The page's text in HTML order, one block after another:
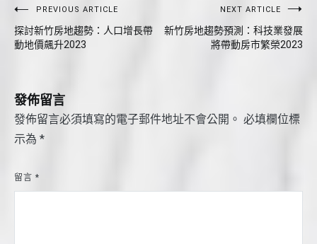
文
章
覽
PREVIOUS ARTICLE
探討新竹房地趨勢：人口增長帶
動地價飆升2023
NEXT ARTICLE
新竹房地趨勢預測：科技業發展
將帶動房市繁榮2023
發佈留言
發佈留言必須填寫的電子郵件地址不會公開。 必填欄位標
示為 *
留言 *